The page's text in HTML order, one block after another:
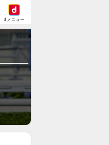
dメニュー